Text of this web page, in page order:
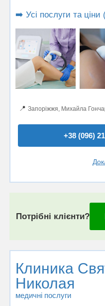
➡️ Усі послуги та ціни
📍 Запоріжжя, Михайла
+38 (096)
Потрібні клієнти?
Клиника
Николая
медичні послуги